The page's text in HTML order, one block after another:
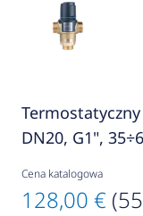
DN20, G1",
Cena katalogowa
128,00 €